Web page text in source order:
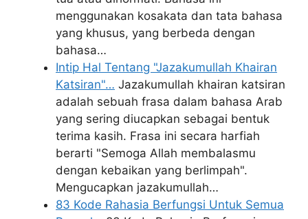
menggunakan kosakata dan tata bahasa
yang khusus, yang berbeda dengan
bahasa…
Intip Hal Tentang "Jazakumullah Khairan
Katsiran"… Jazakumullah khairan katsiran
adalah sebuah frasa dalam bahasa Arab
yang sering diucapkan sebagai bentuk
terima kasih. Frasa ini secara harfiah
berarti "Semoga Allah membalasmu
dengan kebaikan yang berlimpah".
Mengucapkan jazakumullah…
83 Kode Rahasia Berfungsi Untuk Semua